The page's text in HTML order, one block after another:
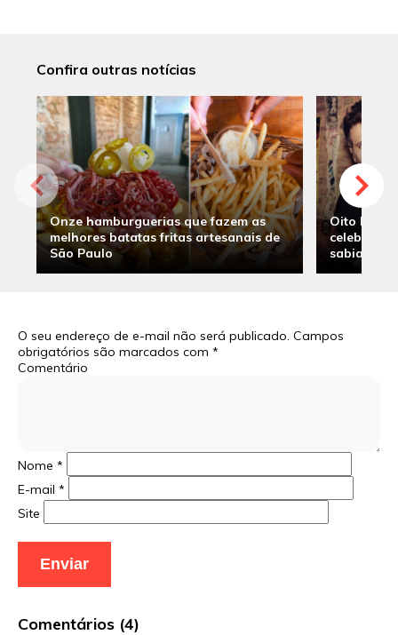
Confira outras notícias
Onze hamburguerias que fazem as
melhores batatas fritas artesanais de
São Paulo
Oito
sabia
O seu endereço de e-mail não será publicado. Campos
obrigatórios são marcados com *
Comentário
Nome *
E-mail *
Site
Comentários (4)